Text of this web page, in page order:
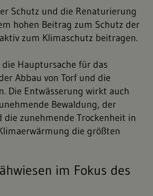
Schutz und die Renaturierung
hohen Beitrag zum Schutz der
zum Klimaschutz beitragen.
Hauptursache für das
Abbau von Torf und die
Die Entwässerung wirkt auch
Bewaldung, der
zunehmende Trockenheit in
die größten
im Fokus des